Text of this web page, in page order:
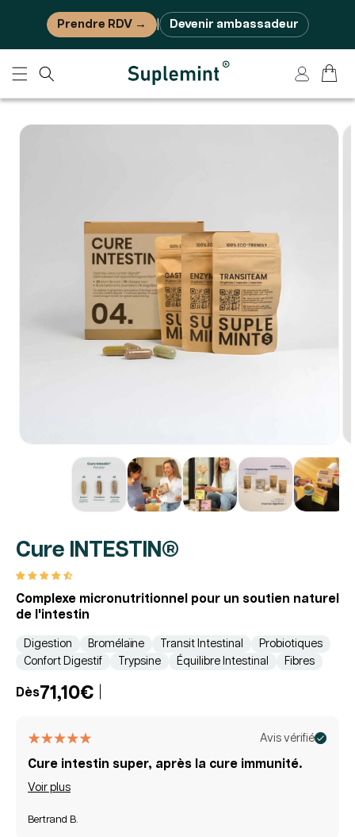
Ignorer et passer au contenu
Prendre RDV → | Devenir ambassadeur
Panier
Cure INTESTIN®
Complexe micronutritionnel pour un soutien naturel
de l'intestin
Digestion Bromélaïne Transit Intestinal
Probiotiques
Confort Digestif
Trypsine Équilibre Intestinal Fibres
Prix
Prix
Dès71,10€
Avis vérifié
Cure intestin super, après la cure immunité.
Voir plus
Bertrand B.